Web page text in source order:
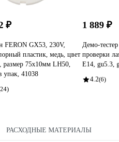
₽
FERON GX53, 230V,
пластик, медь, цвет
размер 75х10мм LH50,
упак, 41038
1 889 ₽
Демо-
проверки
Е14, gu5.3,
4.2(6)
РАСХОДНЫЕ МАТЕРИАЛЫ